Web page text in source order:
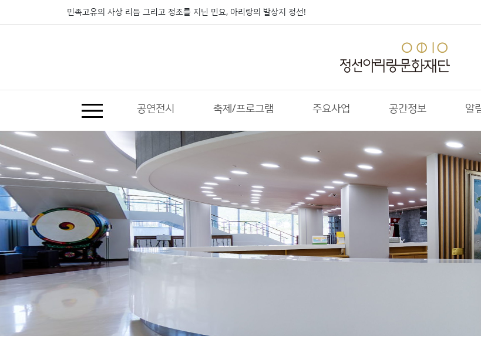
민족고유의 사상 리듬 그리고 정조를 지닌 민요, 아리랑의 발상지 정선!
공연전시 축제/프로그램 주요사업 공간정보 알